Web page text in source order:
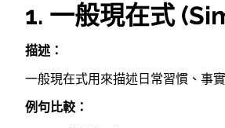
1. 一般現在式
描述：
一般現在式用來描述日常習慣、事
例句比較：